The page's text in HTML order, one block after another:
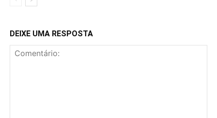
DEIXE UMA RESPOSTA